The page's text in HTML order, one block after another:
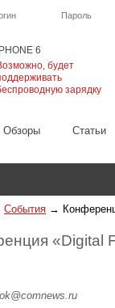
IPHONE 6
будет
зарядку
Пароль
Обзоры Cтатьи
События →
«Digital
ok@comnews.ru